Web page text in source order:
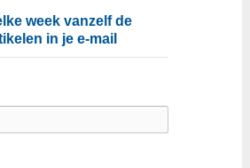
week vanzelf de
in je e-mail